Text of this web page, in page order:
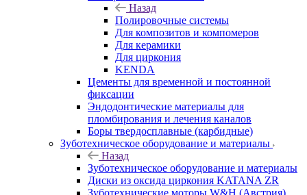
Назад
Полировочные системы
Для композитов и компомеров
Для керамики
Для циркония
KENDA
Цементы для временной и постоянной
фиксации
Эндодонтические материалы для
пломбирования и лечения каналов
Боры твердосплавные (карбидные)
Зуботехническое оборудование и материалы
Назад
Зуботехническое оборудование и материалы
Диски из оксида циркония KATANA ZR
Зуботехнические моторы W&H (Австрия)